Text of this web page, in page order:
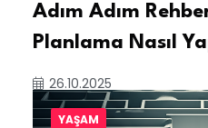
Adım Adım
Planlama Nasıl
26.10.2025
YAŞAM